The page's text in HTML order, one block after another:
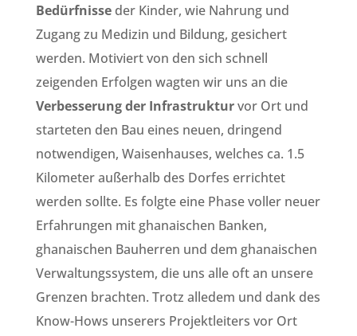
Bedürfnisseder Kinder, wie Nahrung und
Zugang zu Medizin und Bildung, gesichert
werden. Motiviert von den sich schnell
zeigenden Erfolgen wagten wir uns an die
Verbesserung der Infrastrukturvor Ort und
starteten den Bau eines neuen, dringend
notwendigen, Waisenhauses, welches ca. 1.5
Kilometer außerhalb des Dorfes errichtet
werden sollte. Es folgte eine Phase voller neuer
Erfahrungen mit ghanaischen Banken,
ghanaischen Bauherren und dem ghanaischen
Verwaltungssystem, die uns alle oft an unsere
Grenzen brachten. Trotz alledem und dank des
Know-Hows unserers Projektleiters vor Ort